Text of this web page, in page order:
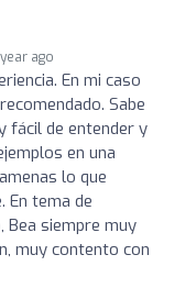
year ago
En mi caso
Sabe
fácil de entender y
en una
lo que
En tema de
siempre muy
muy contento con